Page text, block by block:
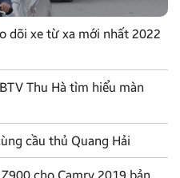
dõi xe từ xa mới nhất 2022
Thu Hà tìm hiểu màn
cầu thủ Quang Hải